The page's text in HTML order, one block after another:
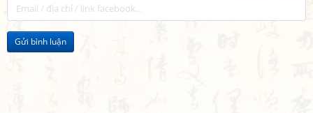
Gửi bình luận